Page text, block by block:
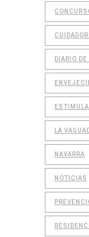
DIARIO DE
LA
NAVARRA
NOTICIAS